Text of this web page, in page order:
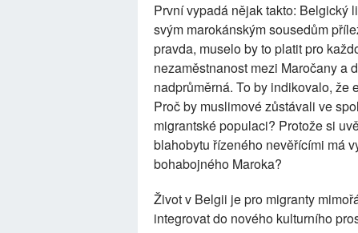
První vypadá nějak takto: Belgický
svým marokánským sousedům
pravda, muselo by to platit pro
nezaměstnanost mezi Maročany a
nadprůměrná. To by indikovalo, že
Proč by muslimové zůstávali ve
migrantské populaci? Protože si
blahobytu řízeného nevěřícími má
bohabojného Maroka?
Život v Belgii je pro migranty
integrovat do nového kulturního